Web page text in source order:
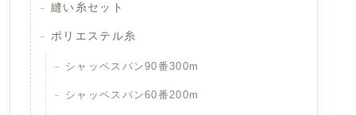
縫い糸セット
ポリエステル糸
シャッペスパン90番300m
シャッペスパン60番200m